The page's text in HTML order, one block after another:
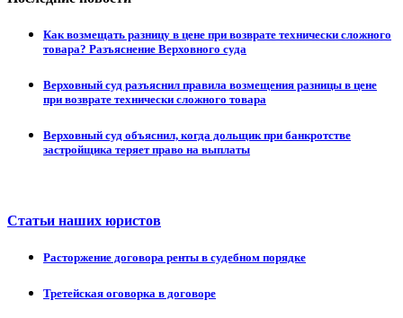
Как возмещать разницу в цене при возврате технически сложного
товара? Разъяснение Верховного суда
Верховный суд разъяснил правила возмещения разницы в цене
при возврате технически сложного товара
Верховный суд объяснил, когда дольщик при банкротстве
застройщика теряет право на выплаты
Статьи наших юристов
Расторжение договора ренты в судебном порядке
Третейская оговорка в договоре